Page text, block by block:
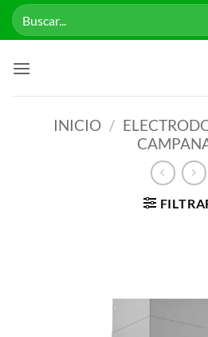
Saltar
Buscar
por:
INICIO /